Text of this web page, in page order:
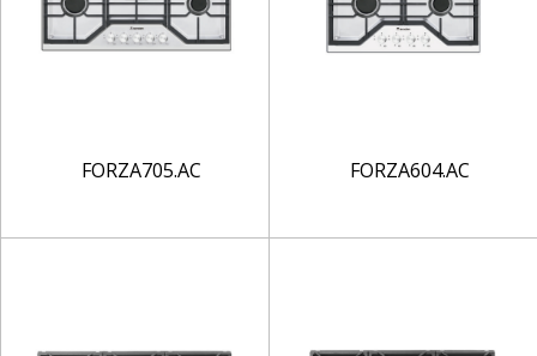
FORZA705.AC FORZA604.AC